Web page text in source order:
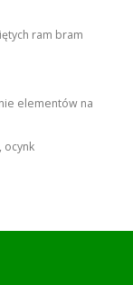
ram bram
elementów na
ocynk